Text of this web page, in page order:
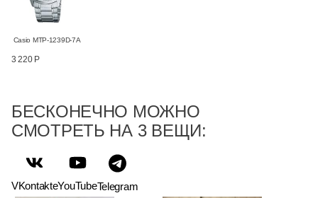
Casio MTP-1239D-7A
3 220 Р
БЕСКОНЕЧНО МОЖНО
СМОТРЕТЬ НА 3 ВЕЩИ:
VKontakteYouTubeTelegram